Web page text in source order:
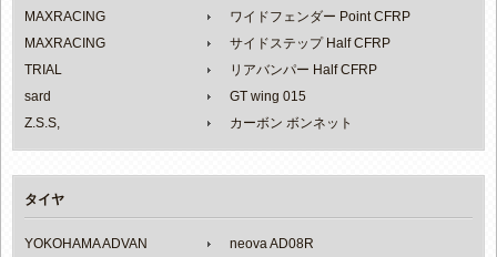
MAXRACING
ワイドフェンダー Point CFRP
MAXRACING
サイドステップ Half CFRP
TRIAL
リアバンパー Half CFRP
sard
GT wing 015
Z.S.S,
カーボン ボンネット
タイヤ
YOKOHAMA ADVAN neova AD08R